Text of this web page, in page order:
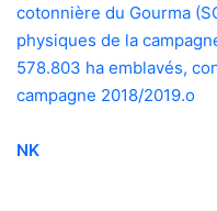
cotonnière du Gourma
physiques de la
578.803 ha emblavés,
campagne 2018/2019.o
NK